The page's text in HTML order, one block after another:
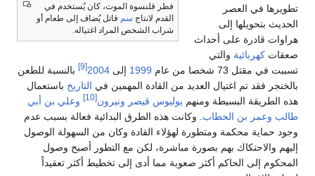
فطر قلنسوة الموت، كان يُستخدم في
القدم لانتاج سم قاتل يُضاف إلى طعام أو
شراب الشخص المراد اغتياله.
تطويرها في العصر
الحديث بتحويلها إلى
هراوات قادرة على أحداث
صعقات كهربائية والتي
تسببت في مقتل 73 شخصا من عام
1999 إلى 2004
[9]
بالنسبة للطعن
بالخنجر فقد تم اغتيال العديد من القادة المهمين في التاريخ باستعمال
هذه الطريقة البسيطة ومنهم يوليوس قيصر ونيرون[10]
وعلي بن أبي
طالب وعمر بن الخطاب. وكانت هذه الطرق البدائية فعالة بسبب عدم
وجود حماية محكمة ومتطورة لهؤلاء القادة وكان من السهولة الوصول
إليهم والاحتكاك بهم بصورة مباشرة، لكن مع التطور أصبح وصول
المحكوم إلى الحاكم أكثر صعوبة مما أدى إلى تخطيط أكثر تعقيداً